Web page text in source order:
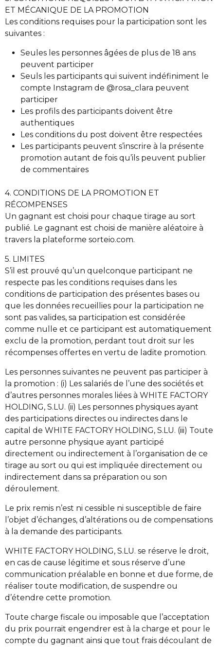
ET MÉCANIQUE DE LA PROMOTION
Les conditions requises pour la participation sont les
suivantes :
Seules les personnes âgées de plus de 18 ans
peuvent participer
Seuls les participants qui suivent indéfiniment le
compte Instagram de @rosa_clara peuvent
participer
Les profils des participants doivent être
authentiques
Les conditions du post doivent être respectées
Les participants peuvent s’inscrire à la présente
promotion autant de fois qu’ils peuvent publier
de commentaires
4. CONDITIONS DE LA PROMOTION ET
RÉCOMPENSES
Un gagnant est choisi pour chaque tirage au sort
publié. Le gagnant est choisi de manière aléatoire à
travers la plateforme sorteio.com.
5. LIMITES
S’il est prouvé qu’un quelconque participant ne
respecte pas les conditions requises dans les
conditions de participation des présentes bases ou
que les données recueillies pour la participation ne
sont pas valides, sa participation est considérée
comme nulle et ce participant est automatiquement
exclu de la promotion, perdant tout droit sur les
récompenses offertes en vertu de ladite promotion.
Les personnes suivantes ne peuvent pas participer à
la promotion : (i) Les salariés de l’une des sociétés et
d’autres personnes morales liées à WHITE FACTORY
HOLDING, S.LU. (ii) Les personnes physiques ayant
des participations directes ou indirectes dans le
capital de WHITE FACTORY HOLDING, S.LU. (iii) Toute
autre personne physique ayant participé
directement ou indirectement à l’organisation de ce
tirage au sort ou qui est impliquée directement ou
indirectement dans sa préparation ou son
déroulement.
Le prix remis n’est ni cessible ni susceptible de faire
l’objet d’échanges, d’altérations ou de compensations
à la demande des participants.
WHITE FACTORY HOLDING, S.LU. se réserve le droit,
en cas de cause légitime et sous réserve d’une
communication préalable en bonne et due forme, de
réaliser toute modification, de suspendre ou
d’étendre cette promotion.
Toute charge fiscale ou imposable que l’acceptation
du prix pourrait engendrer est à la charge et pour le
compte du gagnant ainsi que tout frais découlant de